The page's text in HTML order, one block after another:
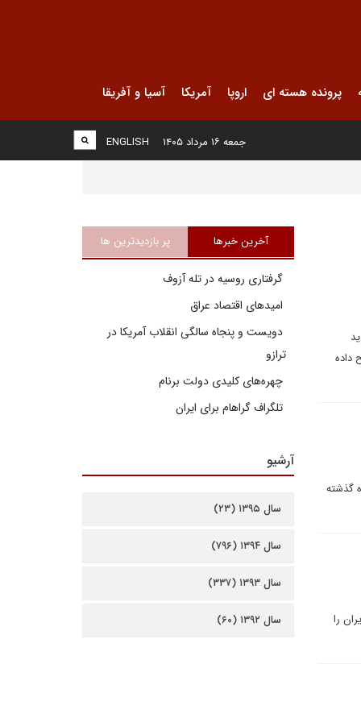
پرونده هسته ای اروپا آمریکا آسیا و آفریقا
ENGLISH جمعه ۱۶ مرداد ۱۴۰۵
داده
دوازده ماه گذشته
را
آخرین خبرها پر بازدیدترین ها
گرفتاری روسیه در تله آزوف
امیدهای اقتصاد عراق
دویست و پنجاه سالگی انقلاب آمریکا در
ترازو
چهره‌های کلیدی دولت برنام
تلگراف گراهام برای ایران
آرشیو
سال ۱۳۹۵ (۲۳)
سال ۱۳۹۴ (۷۹۶)
سال ۱۳۹۳ (۳۳۷)
سال ۱۳۹۲ (۶۰)